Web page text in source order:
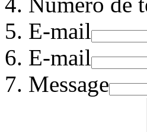
E-mail
E-mail
Message